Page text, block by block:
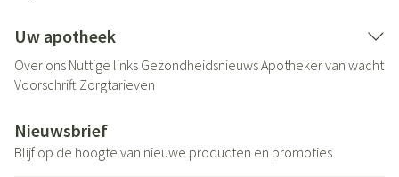
Uw apotheek
Over ons Nuttige links GezondheidsnieuwsApotheker van wacht
Voorschrift Zorgtarieven
Nieuwsbrief
Blijf op de hoogte van nieuwe producten en promoties